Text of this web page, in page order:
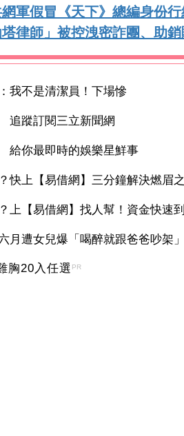
網軍假冒《天下》總編身份
塔律師」被控洩密詐團、助
我不是清潔員！下場慘
追蹤訂閱三立新聞網
給你最即時的娛樂星鮮事
快上【易借網】三分鐘解決燃眉
上【易借網】找人幫！資金快速
月遭女兒爆「喝醉就跟爸爸吵架
胸20入任選 PR